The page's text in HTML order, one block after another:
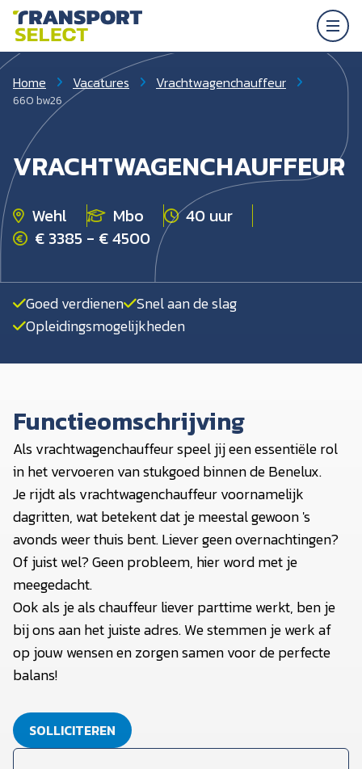
Home Vacatures Vrachtwagenchauffeur
660 bw26
VRACHTWAGENCHAUFFEUR
Wehl Mbo
40 uur
€ 3385 - € 4500
Goed verdienen Snel aan de slag
Opleidingsmogelijkheden
Functieomschrijving
Als vrachtwagenchauffeur speel jij een essentiële rol
in het vervoeren van stukgoed binnen de Benelux.
Je rijdt als vrachtwagenchauffeur voornamelijk
dagritten, wat betekent dat je meestal gewoon 's
avonds weer thuis bent. Liever geen overnachtingen?
Of juist wel? Geen probleem, hier word met je
meegedacht.
Ook als je als chauffeur liever parttime werkt, ben je
bij ons aan het juiste adres. We stemmen je werk af
op jouw wensen en zorgen samen voor de perfecte
balans!
SOLLICITEREN